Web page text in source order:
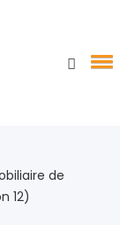
de
12)